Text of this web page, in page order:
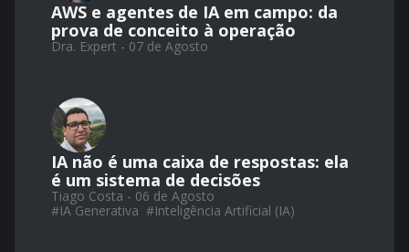
AWS e agentes de IA em campo: da
prova de conceito à operação
Dra. Expert - 07 de Agosto
IA não é uma caixa de respostas: ela
é um sistema de decisões
Tiago Costa - 06 de Agosto
#IA Generativa #Inteligência Artificial (IA)